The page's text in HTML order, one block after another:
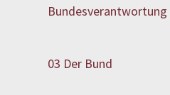
Bundesverantwortung
03 Der Bund